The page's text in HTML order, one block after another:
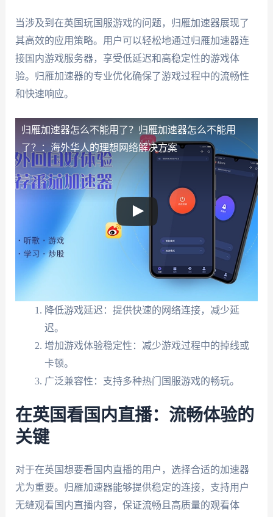
当涉及到在英国玩国服游戏的问题，归雁加速器展现了
其高效的应用策略。用户可以轻松地通过归雁加速器连
接国内游戏服务器，享受低延迟和高稳定性的游戏体
验。归雁加速器的专业优化确保了游戏过程中的流畅性
和快速响应。
归雁加速器怎么不能用了？ 归雁加速器怎么不能用
了？：海外华人的理想网络解决方案
降低游戏延迟：提供快速的网络连接，减少延
迟。
增加游戏体验稳定性：减少游戏过程中的掉线或
卡顿。
广泛兼容性：支持多种热门国服游戏的畅玩。
在英国看国内直播：流畅体验的
关键
对于在英国想要看国内直播的用户，选择合适的加速器
尤为重要。归雁加速器能够提供稳定的连接，支持用户
无缝观看国内直播内容，保证流畅且高质量的观看体